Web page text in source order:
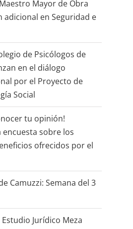
Mayor de Obra
adicional en Seguridad e
de Psicólogos de
en el diálogo
por el Proyecto de
Social
tu opinión!
encuesta sobre los
ofrecidos por el
Camuzzi: Semana del 3
Jurídico Meza